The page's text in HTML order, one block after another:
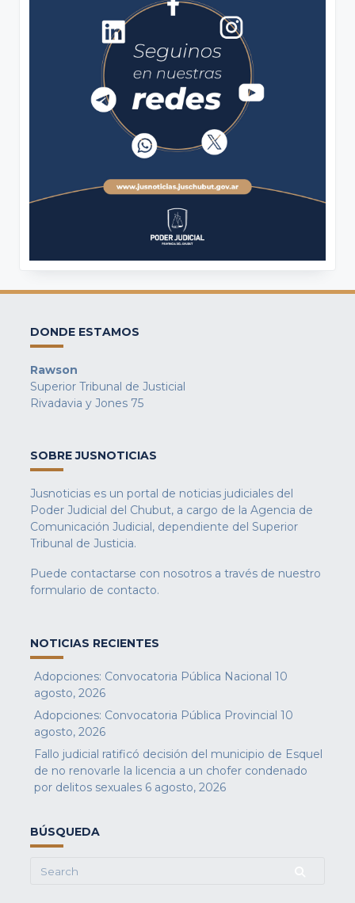
DONDE ESTAMOS
Rawson
Superior Tribunal de Justicial
Rivadavia y Jones 75
SOBRE JUSNOTICIAS
Jusnoticias es un portal de noticias judiciales del
Poder Judicial del Chubut, a cargo de la Agencia de
Comunicación Judicial, dependiente del Superior
Tribunal de Justicia.
Puede contactarse con nosotros a través de nuestro
formulario de contacto.
NOTICIAS RECIENTES
Adopciones: Convocatoria Pública Nacional 10
agosto, 2026
Adopciones: Convocatoria Pública Provincial 10
agosto, 2026
Fallo judicial ratificó decisión del municipio de Esquel
de no renovarle la licencia a un chofer condenado
por delitos sexuales 6 agosto, 2026
BÚSQUEDA
Search